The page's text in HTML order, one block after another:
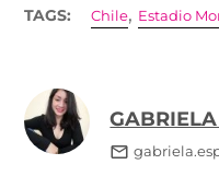
TAGS: Chile, Estadio